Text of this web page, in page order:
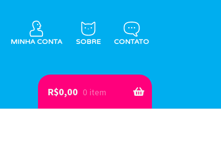
MINHA CONTA SOBRE CONTATO
R$0,00 0 item